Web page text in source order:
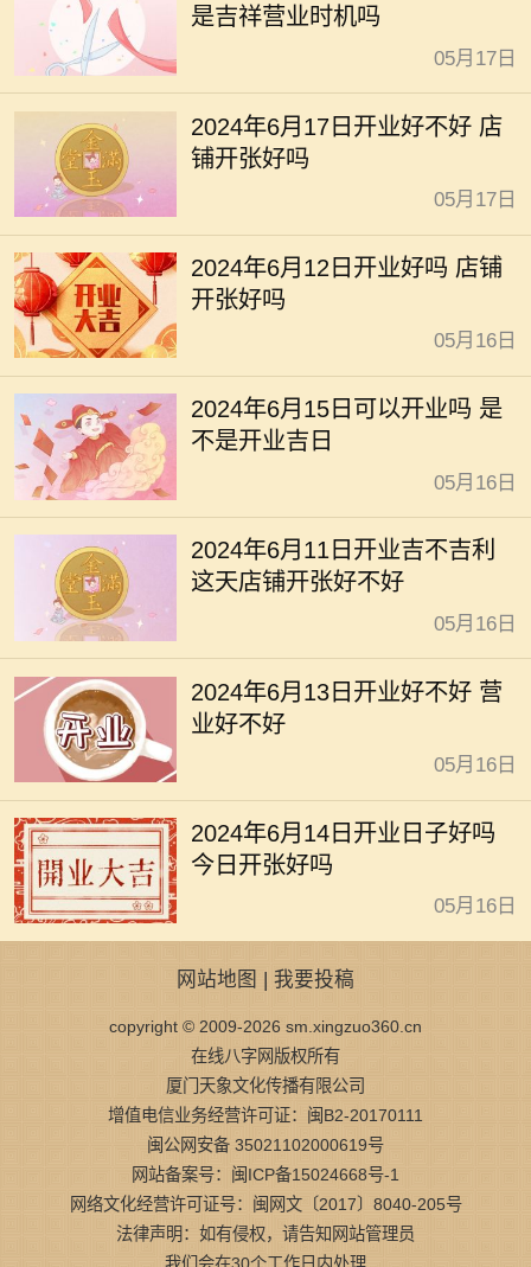
是吉祥营业时机吗
05月17日
2024年6月17日开业好不好 店
铺开张好吗
05月17日
2024年6月12日开业好吗 店铺
开张好吗
05月16日
2024年6月15日可以开业吗 是
不是开业吉日
05月16日
2024年6月11日开业吉不吉利
这天店铺开张好不好
05月16日
2024年6月13日开业好不好 营
业好不好
05月16日
2024年6月14日开业日子好吗
今日开张好吗
05月16日
网站地图 | 我要投稿
copyright © 2009-2026 sm.xingzuo360.cn
在线八字网版权所有
厦门天象文化传播有限公司
增值电信业务经营许可证：闽B2-20170111
闽公网安备 35021102000619号
网站备案号：闽ICP备15024668号-1
网络文化经营许可证号：闽网文〔2017〕8040-205号
法律声明：如有侵权，请告知网站管理员
我们会在30个工作日内处理